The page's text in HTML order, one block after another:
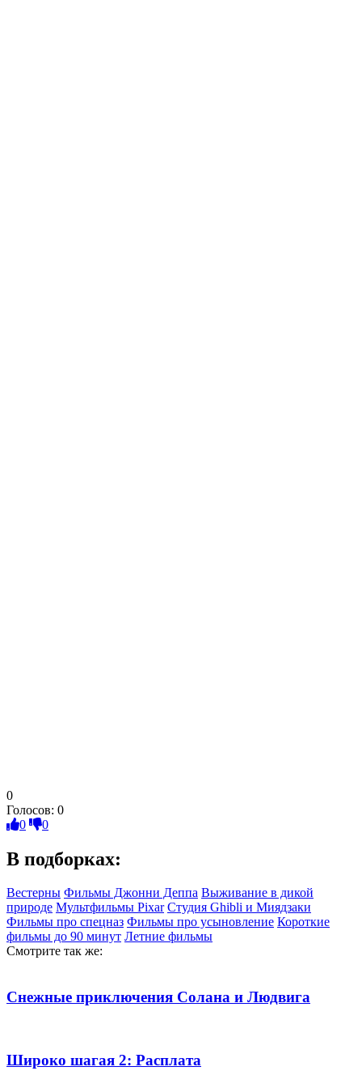
0
Голосов: 0
0
0
В подборках:
Вестерны Фильмы Джонни Деппа Выживание в дикой
природе Мультфильмы Pixar Студия Ghibli и Миядзаки
Фильмы про спецназ Фильмы про усыновление Короткие
фильмы до 90 минут Летние фильмы
Смотрите так же:
Снежные приключения Солана и Людвига
Широко шагая 2: Расплата